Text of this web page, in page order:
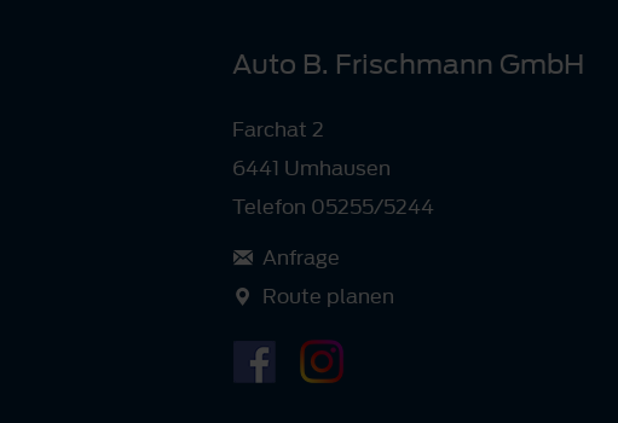
Auto B. Frischmann GmbH
Farchat 2
6441 Umhausen
Telefon 05255/5244
Anfrage
Route planen